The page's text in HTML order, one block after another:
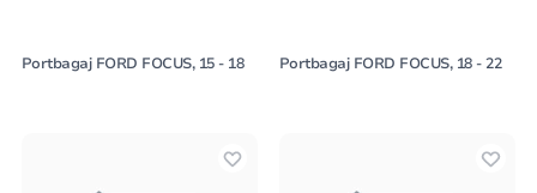
Portbagaj FORD FOCUS, 15 - 18 Portbagaj FORD FOCUS, 18 - 22